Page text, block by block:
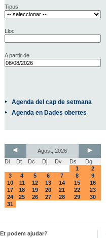
Tipus
Lloc
A partir de
Agenda del cap de setmana
Agenda en Dades obertes
Agost, 2026
Dl
Dt Dc Dj Dv Ds
Dg
1
2
3
4 5 6 7 8
9
10
11 12 13 14 15
16
17
18 19 20 21 22
23
24
25 26 27 28 29
30
31
Et podem ajudar?